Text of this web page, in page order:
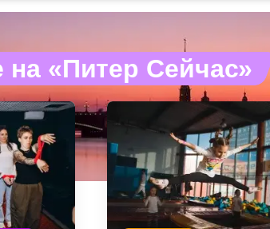
на «Питер Сейчас»